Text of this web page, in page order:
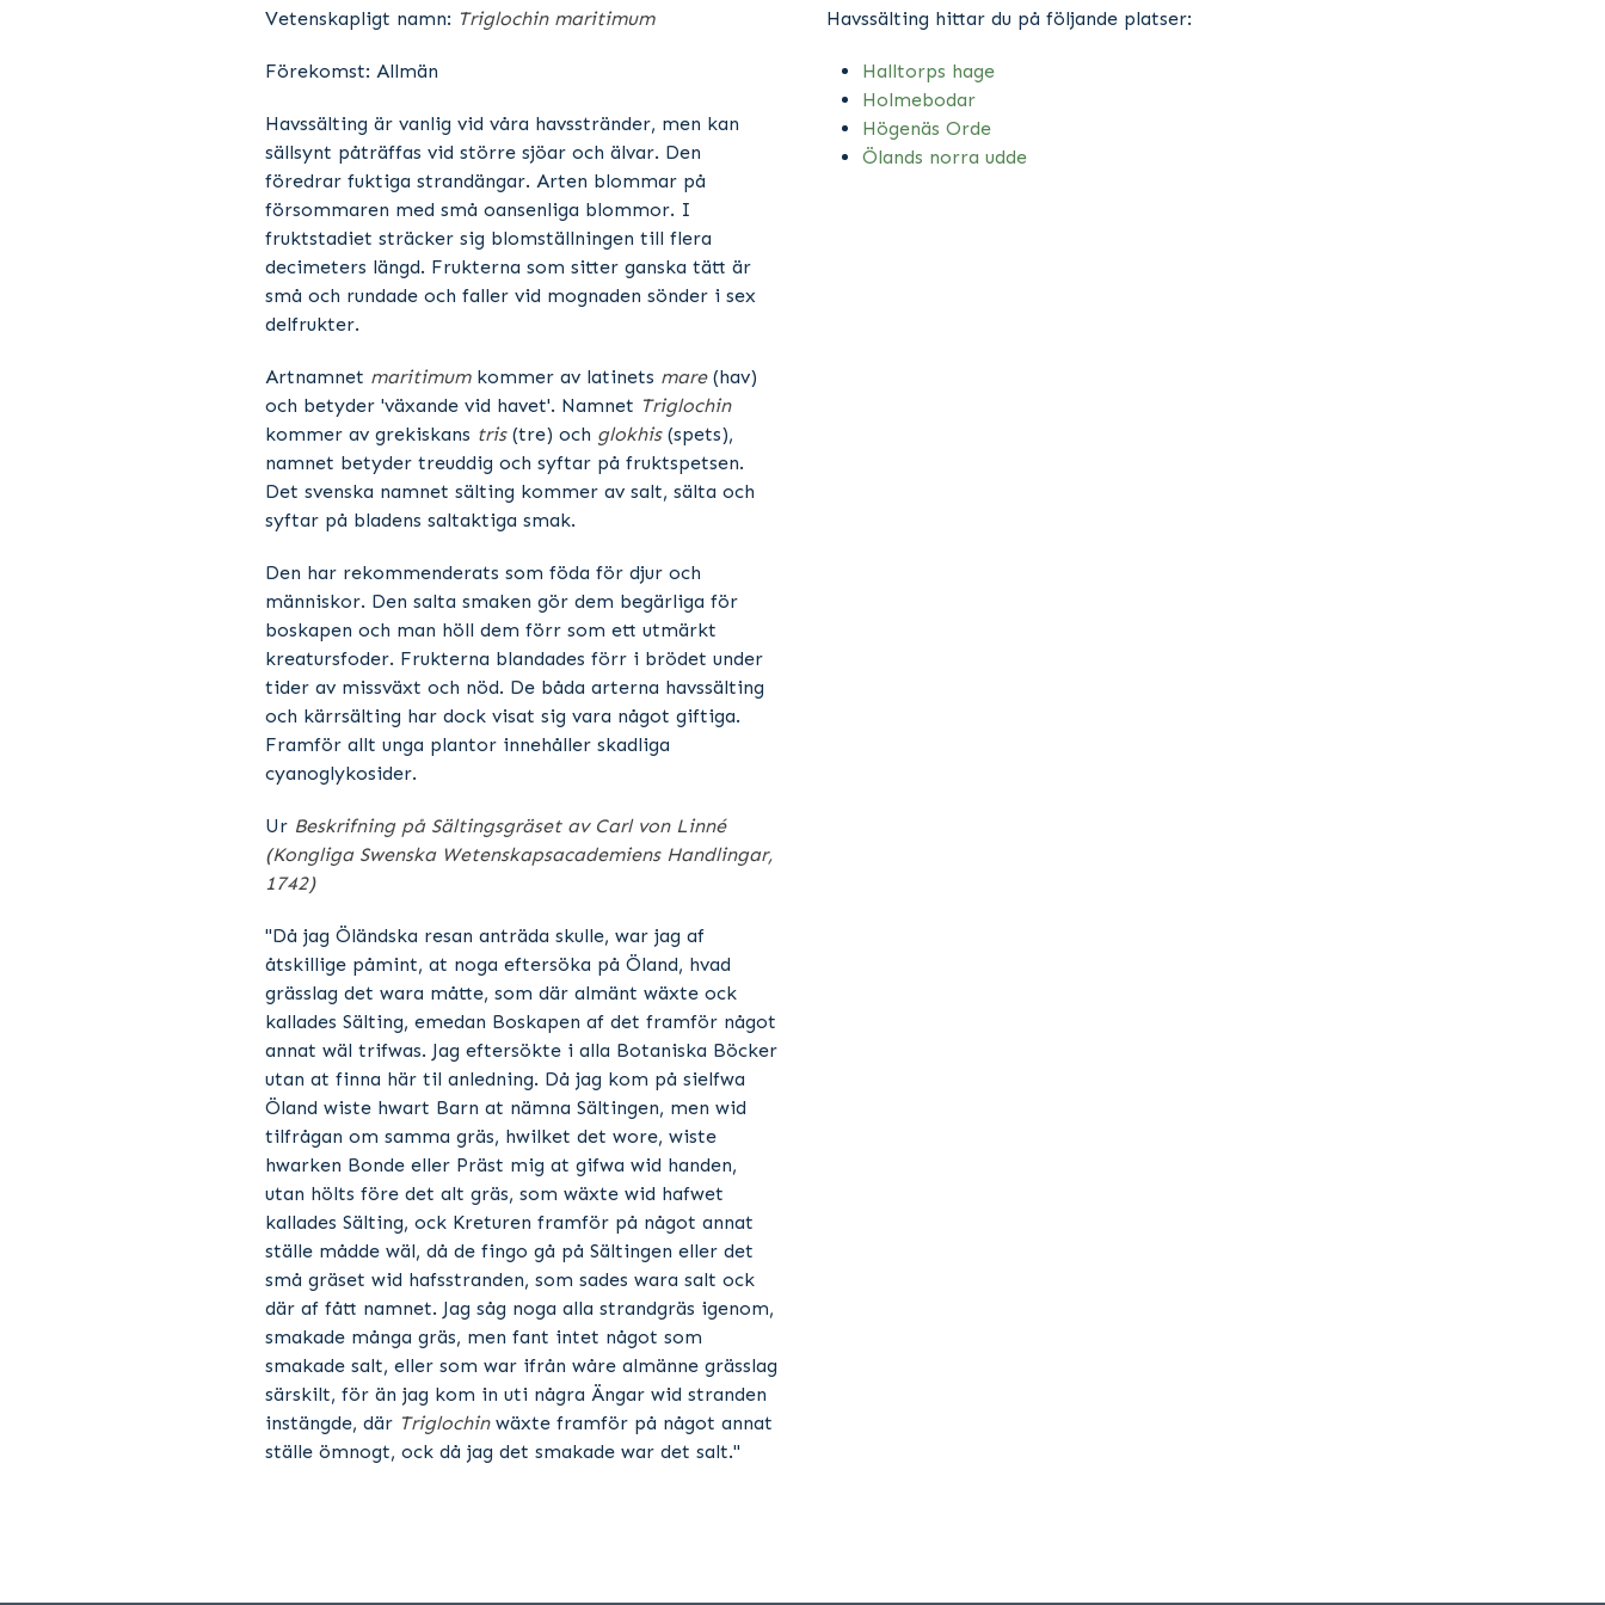
Foto: Stefan Svenaeus
Vetenskapligt namn: Triglochin maritimum
Förekomst: Allmän
Havssälting är vanlig vid våra havsstränder, men kan
sällsynt påträffas vid större sjöar och älvar. Den
föredrar fuktiga strandängar. Arten blommar på
försommaren med små oansenliga blommor. I
fruktstadiet sträcker sig blomställningen till flera
decimeters längd. Frukterna som sitter ganska tätt är
små och rundade och faller vid mognaden sönder i sex
delfrukter.
Artnamnet maritimumkommer av latinets mare (hav)
och betyder 'växande vid havet'. Namnet Triglochin
kommer av grekiskans tris(tre) och glokhis (spets),
namnet betyder treuddig och syftar på fruktspetsen.
Det svenska namnet sälting kommer av salt, sälta och
syftar på bladens saltaktiga smak.
Den har rekommenderats som föda för djur och
människor. Den salta smaken gör dem begärliga för
boskapen och man höll dem förr som ett utmärkt
kreatursfoder. Frukterna blandades förr i brödet under
tider av missväxt och nöd. De båda arterna havssälting
och kärrsälting har dock visat sig vara något giftiga.
Framför allt unga plantor innehåller skadliga
cyanoglykosider.
Ur Beskrifning på Sältingsgräset av Carl von Linné
(Kongliga Swenska Wetenskapsacademiens Handlingar,
1742)
"Då jag Öländska resan anträda skulle, war jag af
åtskillige påmint, at noga eftersöka på Öland, hvad
grässlag det wara måtte, som där almänt wäxte ock
kallades Sälting, emedan Boskapen af det framför något
annat wäl trifwas. Jag eftersökte i alla Botaniska Böcker
utan at finna här til anledning. Då jag kom på sielfwa
Öland wiste hwart Barn at nämna Sältingen, men wid
tilfrågan om samma gräs, hwilket det wore, wiste
hwarken Bonde eller Präst mig at gifwa wid handen,
utan hölts före det alt gräs, som wäxte wid hafwet
kallades Sälting, ock Kreturen framför på något annat
ställe mådde wäl, då de fingo gå på Sältingen eller det
små gräset wid hafsstranden, som sades wara salt ock
där af fått namnet. Jag såg noga alla strandgräs igenom,
smakade många gräs, men fant intet något som
smakade salt, eller som war ifrån wåre almänne grässlag
särskilt, för än jag kom in uti några Ängar wid stranden
instängde, där Triglochinwäxte framför på något annat
ställe ömnogt, ock då jag det smakade war det salt."
Havssälting hittar du på följande platser:
Halltorps hage
Holmebodar
Högenäs Orde
Ölands norra udde